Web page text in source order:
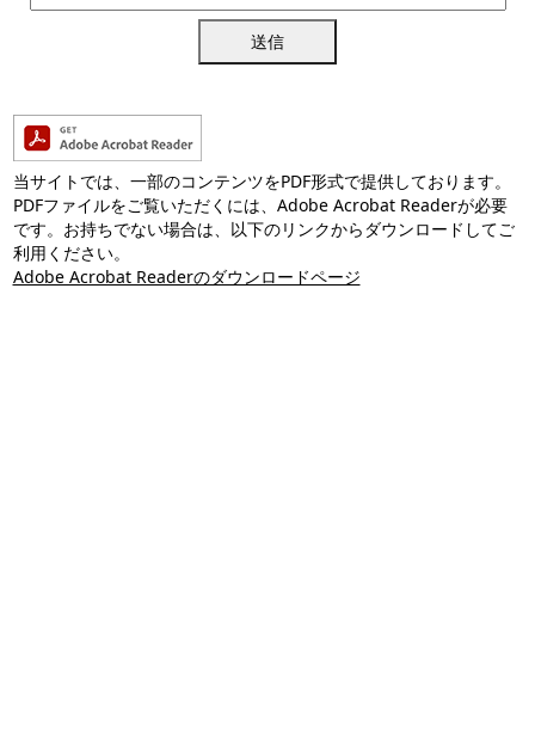
送信
当サイトでは、一部のコンテンツをPDF形式で提供しております。
PDFファイルをご覧いただくには、Adobe Acrobat Readerが必要
です。お持ちでない場合は、以下のリンクからダウンロードしてご
利用ください。
Adobe Acrobat Readerのダウンロードページ